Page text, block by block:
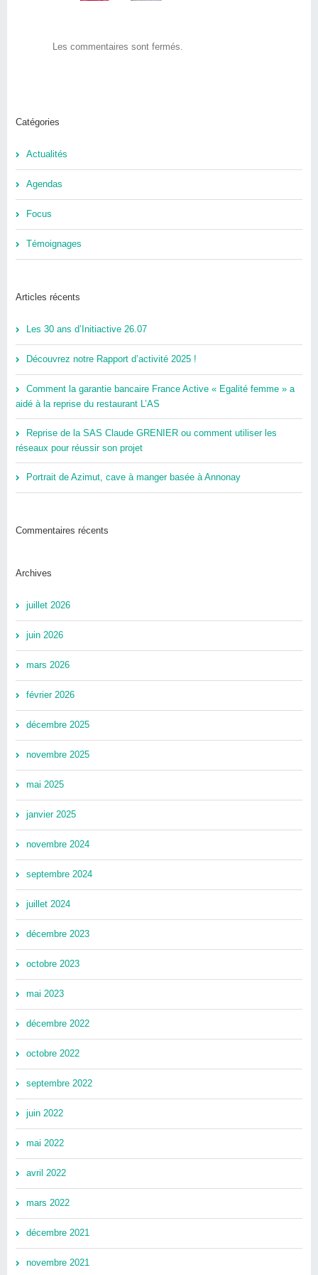
Les commentaires sont fermés.
Catégories
Actualités
Agendas
Focus
Témoignages
Articles récents
Les 30 ans d’Initiactive 26.07
Découvrez notre Rapport d’activité 2025 !
Comment la garantie bancaire France Active « Egalité femme » a
aidé à la reprise du restaurant L’AS
Reprise de la SAS Claude GRENIER ou comment utiliser les
réseaux pour réussir son projet
Portrait de Azimut, cave à manger basée à Annonay
Commentaires récents
Archives
juillet 2026
juin 2026
mars 2026
février 2026
décembre 2025
novembre 2025
mai 2025
janvier 2025
novembre 2024
septembre 2024
juillet 2024
décembre 2023
octobre 2023
mai 2023
décembre 2022
octobre 2022
septembre 2022
juin 2022
mai 2022
avril 2022
mars 2022
décembre 2021
novembre 2021